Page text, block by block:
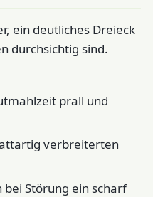
ein deutliches Dreieck
durchsichtig sind.
prall und
verbreiterten
Störung ein scharf